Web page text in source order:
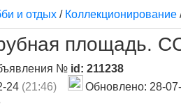
и отдых / Коллекционирование
площадь.
№ id: 211238
24 (21:46) Обновлено: 28-